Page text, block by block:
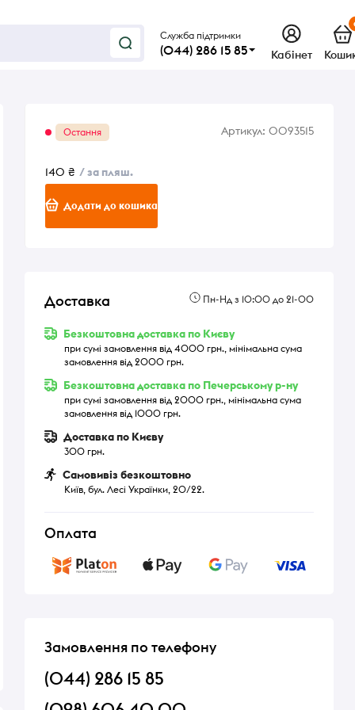
Служба підтримки
(044) 286 15 85 Кабінет
Остання Артикул: 0093515
140 ₴ / за пляш.
Додати до кошика
Доставка Пн-Нд з 10:00 до 21-00
Безкоштовна доставка по Києву
при сумі замовлення від 4000 грн., мінімальна сума
замовлення від 2000 грн.
Безкоштовна доставка по Печерському р-ну
при сумі замовлення від 2000 грн., мінімальна сума
замовлення від 1000 грн.
Доставка по Києву
300 грн.
Самовивіз безкоштовно
Київ, бул. Лесі Українки, 20/22.
Оплата
Замовлення по телефону
(044) 286 15 85